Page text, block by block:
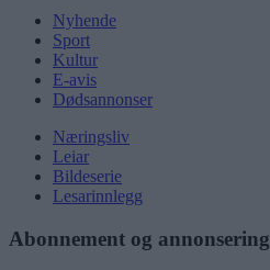
Nyhende
Sport
Kultur
E-avis
Dødsannonser
Næringsliv
Leiar
Bildeserie
Lesarinnlegg
Abonnement og annonsering